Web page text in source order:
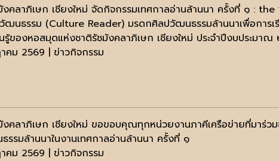
คลาภิเษก เชียงใหม่ จัดกิจกรรมเทศกาลอ่านล้านนา ครั้งที่ ๑ :
ฒนธรรม (Culture Reader) มรดกศิลปวัฒนธรรมล้านนาเพื่อการเ
นรู้ของหอสมุดแห่งชาติรัชมังคลาภิเษก เชียงใหม่ ประจำปีงบประมา
คม 2569 | ข่าวกิจกรรม
คลาภิเษก เชียงใหม่ ขอขอบคุณทุกหน่วยงานภาคีเครือข่ายที่มาร่วม
รมล้านนาในงานเทศกาลอ่านล้านนา ครั้งที่ ๑
คม 2569 | ข่าวกิจกรรม